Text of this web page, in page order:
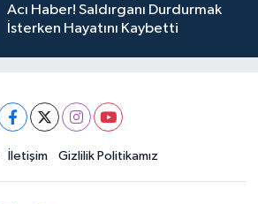
Acı Haber! Saldırganı Durdurmak
İsterken Hayatını Kaybetti
İletişim Gizlilik Politikamız